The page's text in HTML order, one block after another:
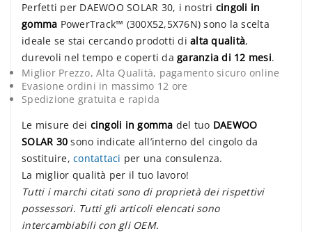
Perfetti per DAEWOO SOLAR 30, i nostri cingoli in
gomma PowerTrack™ (300X52,5X76N) sono la scelta
ideale se stai cercando prodotti di alta qualità,
durevoli nel tempo e coperti da garanzia di 12 mesi.
Miglior Prezzo, Alta Qualità, pagamento sicuro online
Evasione ordini in massimo 12 ore
Spedizione gratuita e rapida
Le misure dei cingoli in gomma del tuo DAEWOO
SOLAR 30 sono indicate all’interno del cingolo da
sostituire, contattaci per una consulenza.
La miglior qualità per il tuo lavoro!
Tutti i marchi citati sono di proprietà dei rispettivi
possessori. Tutti gli articoli elencati sono
intercambiabili con gli OEM.